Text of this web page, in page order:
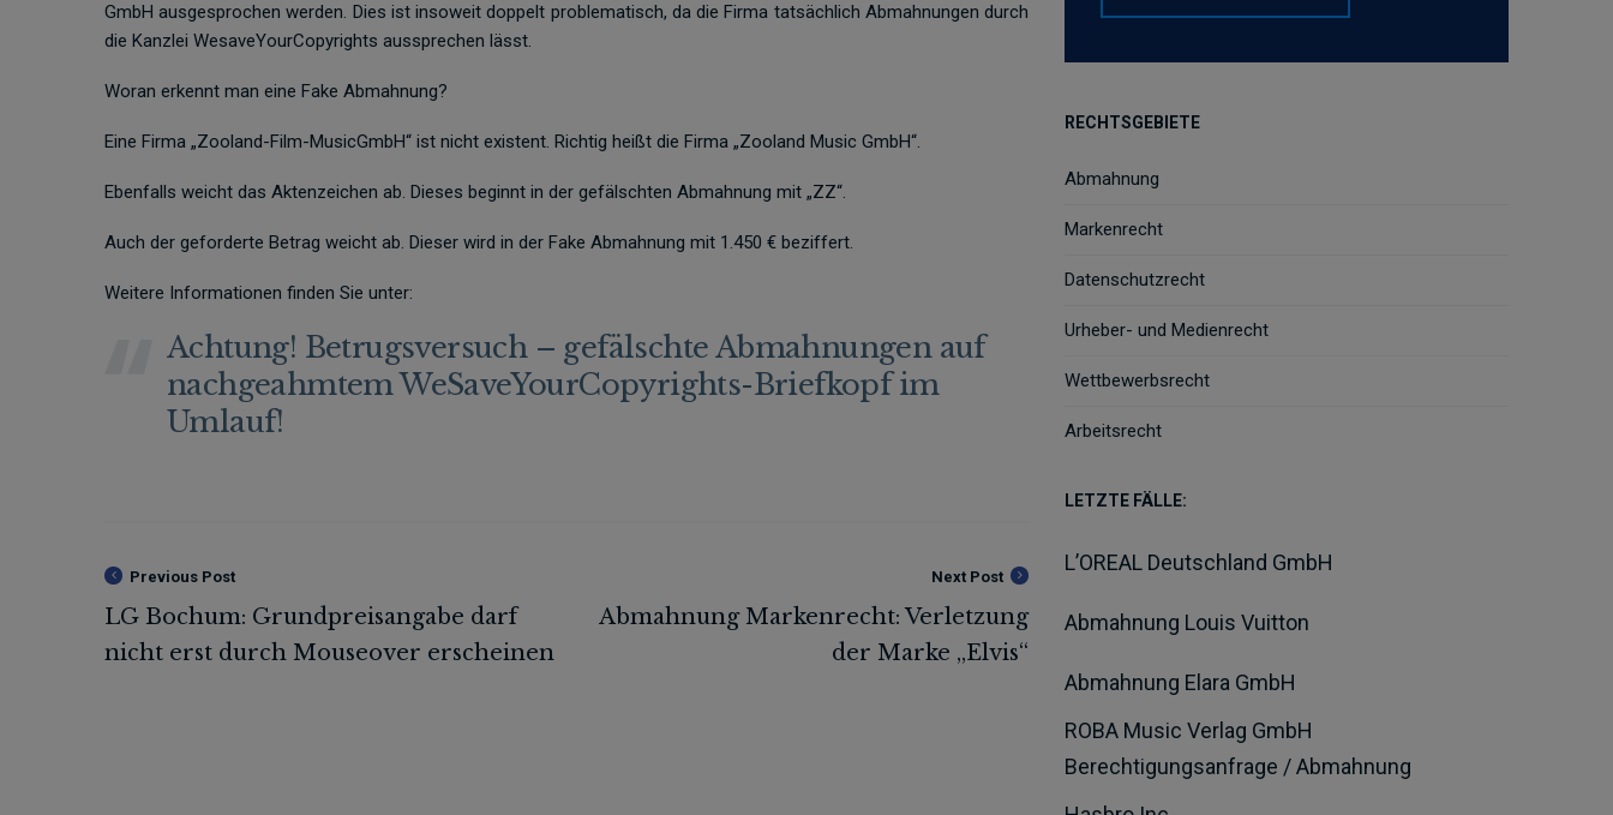
GmbH ausgesprochen werden. Dies ist insoweit doppelt problematisch, da die Firma tatsächlich Abmahnungen durch
die Kanzlei WesaveYourCopyrights aussprechen lässt.
Woran erkennt man eine Fake Abmahnung?
Eine Firma „Zooland-Film-MusicGmbH“ ist nicht existent. Richtig heißt die Firma „Zooland Music GmbH“.
Ebenfalls weicht das Aktenzeichen ab. Dieses beginnt in der gefälschten Abmahnung mit „ZZ“.
Auch der geforderte Betrag weicht ab. Dieser wird in der Fake Abmahnung mit 1.450 € beziffert.
Weitere Informationen finden Sie unter:
Achtung! Betrugsversuch – gefälschte Abmahnungen auf
nachgeahmtem WeSaveYourCopyrights-Briefkopf im
Umlauf!
Previous Post Next Post
RECHTSGEBIETE
Abmahnung
Markenrecht
Datenschutzrecht
Urheber- und Medienrecht
Wettbewerbsrecht
Arbeitsrecht
LETZTE FÄLLE:
L’OREAL Deutschland GmbH
Abmahnung Louis Vuitton
Abmahnung Elara GmbH
ROBA Music Verlag GmbH
Berechtigungsanfrage / Abmahnung